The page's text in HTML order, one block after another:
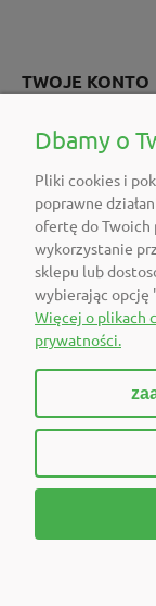
TWOJE KONTO
POMOC
O FIRMIE
POLECAMY
DOŁĄCZ DO
Dbamy o
Pliki cookies i
poprawne
ofertę do Twoich
wykorzystanie
sklepu lub
wybierając opcję
Więcej o plikach
prywatności.